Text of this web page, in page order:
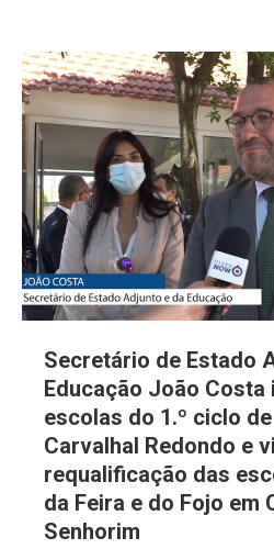
Secretário de Estado
Educação João Costa
escolas do 1.º ciclo
Carvalhal Redondo e
requalificação das
da Feira e do Fojo em
Senhorim